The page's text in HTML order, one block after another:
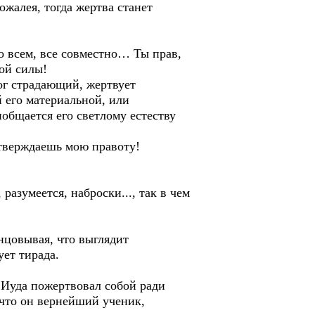
тогда жертва станет
всем, все совместно… Ты прав,
силы!
страдающий, жертвует
материальной, или
его светлому естеству
мою правоту!
наброски..., так в чем
что выглядит
тирада.
пожертвовал собой ради
он вернейший ученик,